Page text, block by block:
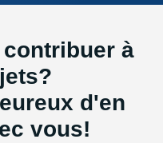
à
d'en
vous!